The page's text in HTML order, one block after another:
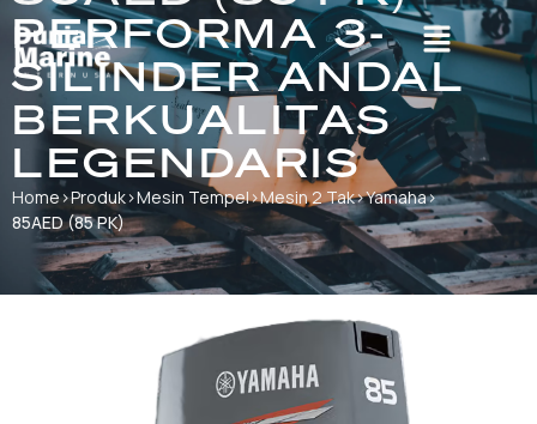
PERFORMA 3-
SILINDER ANDAL
BERKUALITAS
LEGENDARIS
Home›Produk›Mesin Tempel›Mesin 2 Tak›Yamaha›
85AED (85 PK)